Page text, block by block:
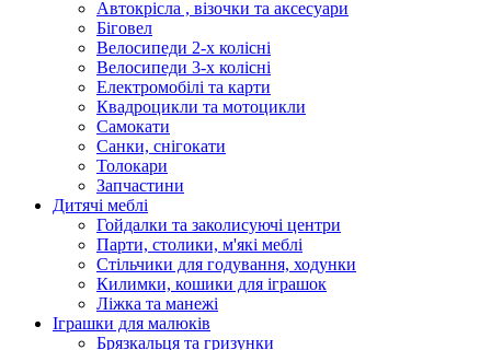
Автокрісла , візочки та аксесуари
Біговел
Велосипеди 2-х колісні
Велосипеди 3-х колісні
Електромобілі та карти
Квадроцикли та мотоцикли
Самокати
Санки, снігокати
Толокари
Запчастини
Дитячі меблі
Гойдалки та заколисуючі центри
Парти, столики, м'які меблі
Стільчики для годування, ходунки
Килимки, кошики для іграшок
Ліжка та манежі
Іграшки для малюків
Брязкальця та гризунки